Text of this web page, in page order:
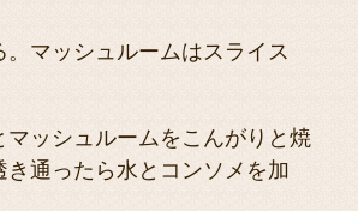
マッシュルームはスライス
ッシュルームをこんがりと焼
通ったら水とコンソメを加